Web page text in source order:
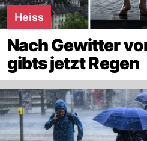
Heiss
Nach Gewitter
gibts jetzt Regen